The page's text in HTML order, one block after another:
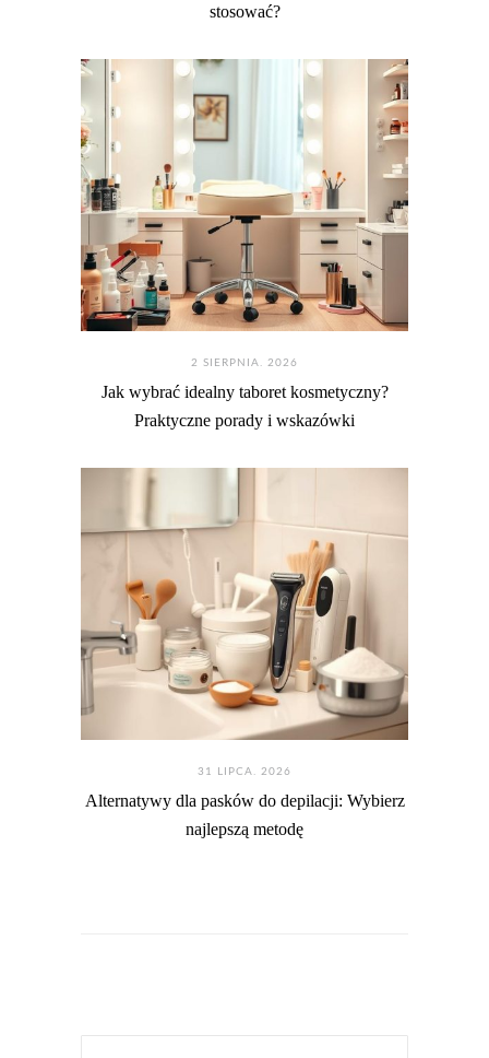
stosować?
2 SIERPNIA. 2026
Jak wybrać idealny taboret kosmetyczny?
Praktyczne porady i wskazówki
31 LIPCA. 2026
Alternatywy dla pasków do depilacji: Wybierz
najlepszą metodę